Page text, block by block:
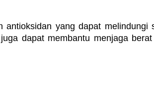
yang dapat melindungi
dapat membantu menjaga